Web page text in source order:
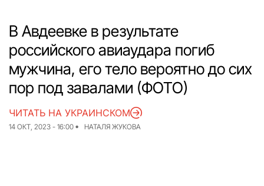
О нас
Инструкции
Спорт
Интервью
Досье
Репортаж
Блог
Проекты
Спецпроекты
Архив проектов
В Авдеевке в результате
российского авиаудара погиб
мужчина, его тело вероятно до сих
пор под завалами (ФОТО)
14 ОКТ, 2023 - 16:00 НАТАЛЯ ЖУКОВА
ЧИТАТЬ НА УКРАИНСКОМ